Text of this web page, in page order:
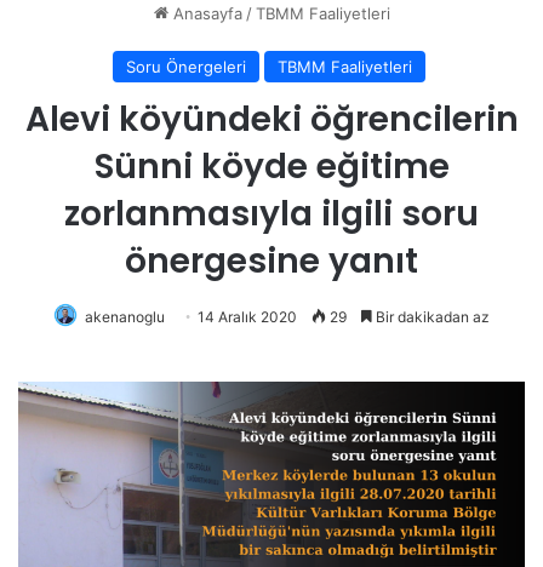
Anasayfa / TBMM Faaliyetleri
Soru Önergeleri TBMM Faaliyetleri
Alevi köyündeki öğrencilerin
Sünni köyde eğitime
zorlanmasıyla ilgili soru
önergesine yanıt
akenanoglu 14 Aralık 2020 29 Bir dakikadan az